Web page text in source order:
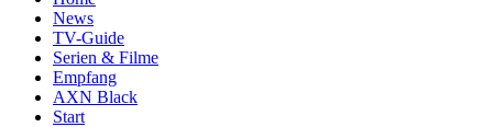
News
TV-Guide
Serien & Filme
Empfang
AXN Black
Start